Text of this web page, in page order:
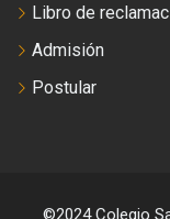
Libro de
Admisión
Postular
©2024 Colegio